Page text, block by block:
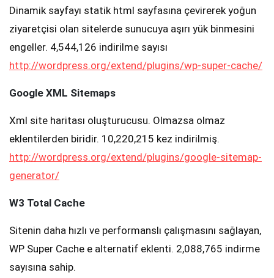
Dinamik sayfayı statik html sayfasına çevirerek yoğun
ziyaretçisi olan sitelerde sunucuya aşırı yük binmesini
engeller. 4,544,126 indirilme sayısı
http://wordpress.org/extend/plugins/wp-super-cache/
Google XML Sitemaps
Xml site haritası oluşturucusu. Olmazsa olmaz
eklentilerden biridir. 10,220,215 kez indirilmiş.
http://wordpress.org/extend/plugins/google-sitemap-
generator/
W3 Total Cache
Sitenin daha hızlı ve performanslı çalışmasını sağlayan,
WP Super Cache e alternatif eklenti. 2,088,765 indirme
sayısına sahip.